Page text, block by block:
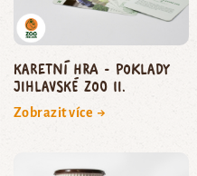
Karetní hra - Poklady
jihlavské zoo II.
Zobrazit více →